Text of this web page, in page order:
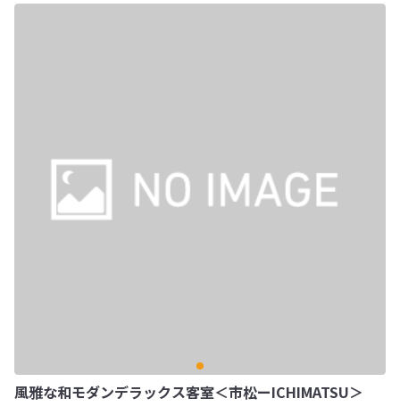
風雅な和モダンデラックス客室＜市松ーICHIMATSU＞